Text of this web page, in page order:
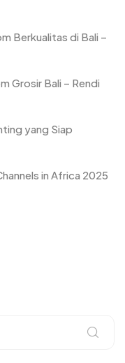
Berkualitas di Bali –
Grosir Bali – Rendi
yang Siap
in Africa 2025